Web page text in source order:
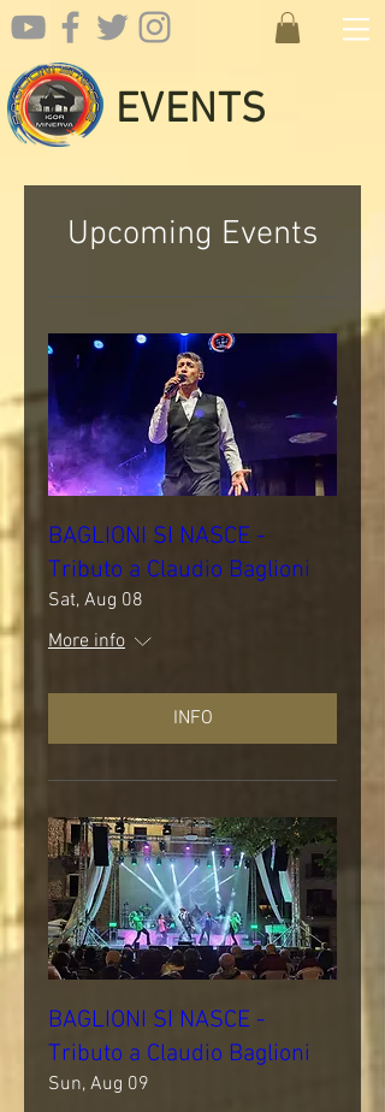
EVENTS
Upcoming Events
BAGLIONI SI NASCE -
Tributo a Claudio Baglioni
Sat, Aug 08
More info
INFO
BAGLIONI SI NASCE -
Tributo a Claudio Baglioni
Sun, Aug 09